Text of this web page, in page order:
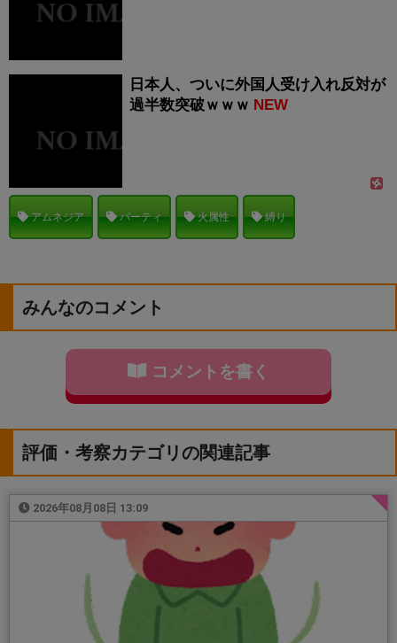
日本人、ついに外国人受け入れ反対が
過半数突破ｗｗｗ NEW
アムネジア パーティ 火属性 縛り
みんなのコメント
コメントを書く
評価・考察カテゴリの関連記事
2026年08月08日 13:09